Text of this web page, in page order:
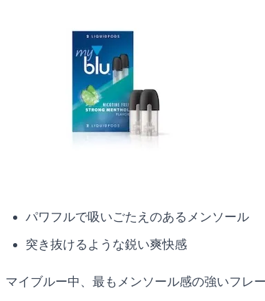
パワフルで吸いごたえのあるメンソール
突き抜けるような鋭い爽快感
マイブルー中、最もメンソール感の強いフレ